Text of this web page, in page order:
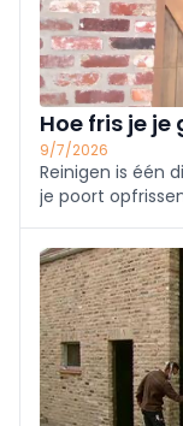
Hoe fris je
9/7/2026
Reinigen is één
je poort
moeten doen.
principe niet